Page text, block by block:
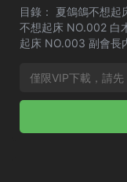
目錄： 夏鴿鴿不想起床 NO.001 白木芽衣子 [15P-27MB]夏鴿鴿
不想起床 NO.002 白
起床 NO.003 副會長
[25P8V-131MB]夏鴿
僅限VIP下載，請先